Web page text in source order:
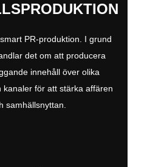
PR-produktion. I grund
det om att producera
innehåll över olika
kanaler för att stärka affären
samhällsnyttan.